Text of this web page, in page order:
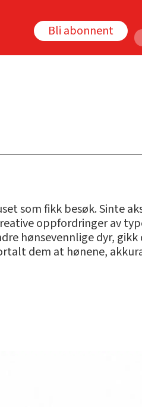
Bli abonnent
som fikk besøk. Sinte
oppfordringer av
hønsevennlige dyr,
dem at hønene,